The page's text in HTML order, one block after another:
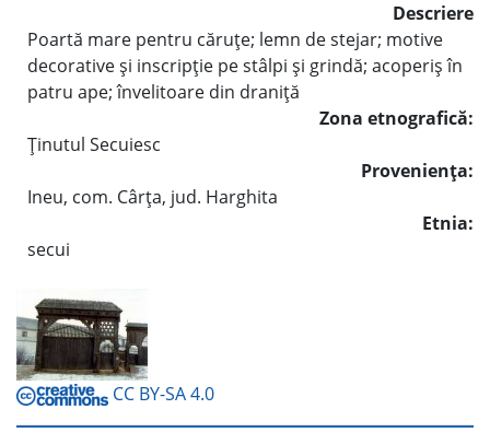
Descriere
Poartă mare pentru căruţe; lemn de stejar; motive
decorative şi inscripţie pe stâlpi şi grindă; acoperiş în
patru ape; învelitoare din draniţă
Zona etnografică:
Ţinutul Secuiesc
Provenienţa:
Ineu, com. Cârţa, jud. Harghita
Etnia:
secui
CC BY-SA 4.0